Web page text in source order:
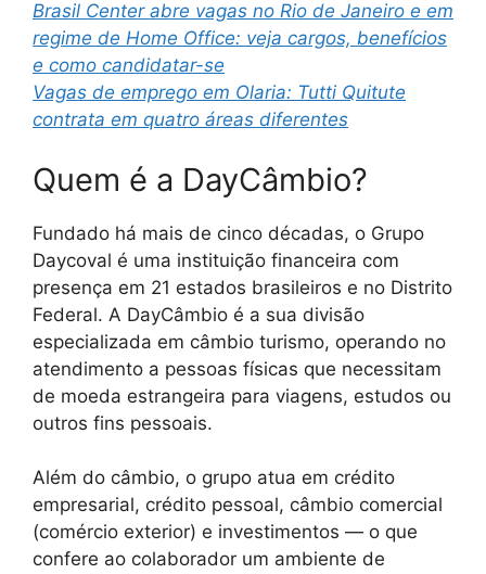
Brasil Center abre vagas no Rio de Janeiro e em
regime de Home Office: veja cargos, benefícios
e como candidatar-se
Vagas de emprego em Olaria: Tutti Quitute
contrata em quatro áreas diferentes
Quem é a DayCâmbio?
Fundado há mais de cinco décadas, o Grupo
Daycoval é uma instituição financeira com
presença em 21 estados brasileiros e no Distrito
Federal. A DayCâmbio é a sua divisão
especializada em câmbio turismo, operando no
atendimento a pessoas físicas que necessitam
de moeda estrangeira para viagens, estudos ou
outros fins pessoais.
Além do câmbio, o grupo atua em crédito
empresarial, crédito pessoal, câmbio comercial
(comércio exterior) e investimentos — o que
confere ao colaborador um ambiente de